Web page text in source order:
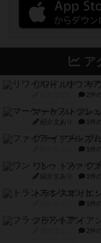
ア
リワイルド：サ
2件
マーケットフレ
紹介文あり 1件
ファイアー・ブ
1件
ワン・トゥ・フ
紹介文あり 1件
トランスオリエ
1件
フラットアイア
2件